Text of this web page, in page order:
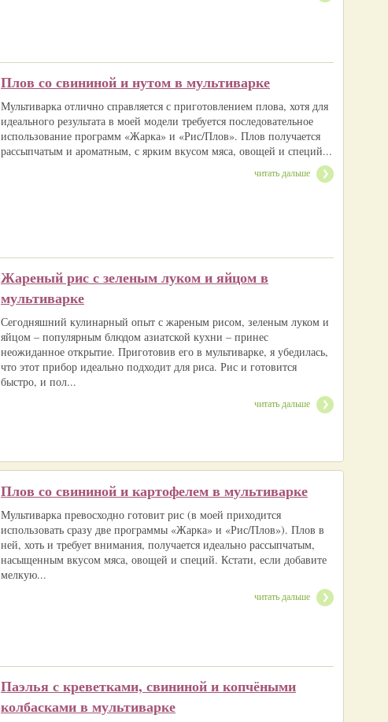
Плов со свининой и нутом в мультиварке
Мультиварка отлично справляется с приготовлением плова, хотя для
идеального результата в моей модели требуется последовательное
использование программ «Жарка» и «Рис/Плов». Плов получается
рассыпчатым и ароматным, с ярким вкусом мяса, овощей и специй...
читать дальше
Жареный рис с зеленым луком и яйцом в
мультиварке
Сегодняшний кулинарный опыт с жареным рисом, зеленым луком и
яйцом – популярным блюдом азиатской кухни – принес
неожиданное открытие. Приготовив его в мультиварке, я убедилась,
что этот прибор идеально подходит для риса. Рис и готовится
быстро, и пол...
читать дальше
Плов со свининой и картофелем в мультиварке
Мультиварка превосходно готовит рис (в моей приходится
использовать сразу две программы «Жарка» и «Рис/Плов»). Плов в
ней, хоть и требует внимания, получается идеально рассыпчатым,
насыщенным вкусом мяса, овощей и специй. Кстати, если добавите
мелкую...
читать дальше
Паэлья с креветками, свининой и копчёными
колбасками в мультиварке